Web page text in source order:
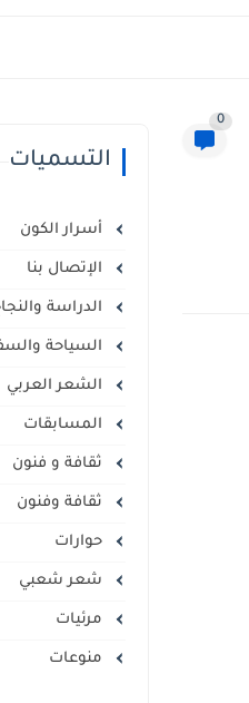
0
التسميات
أسرار الكون
الإتصال بنا
الدراسة
السياحة
الشعر العربي
المسابقات
ثقافة و فنون
ثقافة وفنون
حوارات
شعر شعبي
مرئيات
منوعات